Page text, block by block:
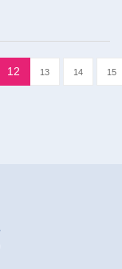
12 13 14 15